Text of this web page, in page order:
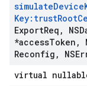
simulateDevice
Key:trustRoot
ExportReq ,
*accessToken ,
Reconfig ,
virtual